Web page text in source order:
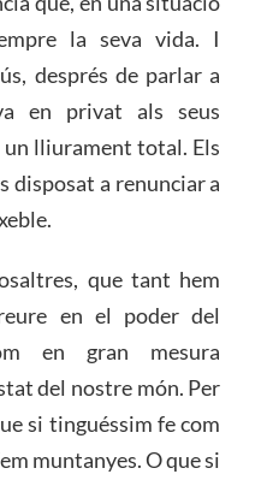
la seva vida. I
després de parlar a
en privat als seus
un lliurament total. Els
disposat a renunciar a
que tant hem
en el poder del
en gran mesura
del nostre món. Per
si tinguéssim fe com
muntanyes. O que si